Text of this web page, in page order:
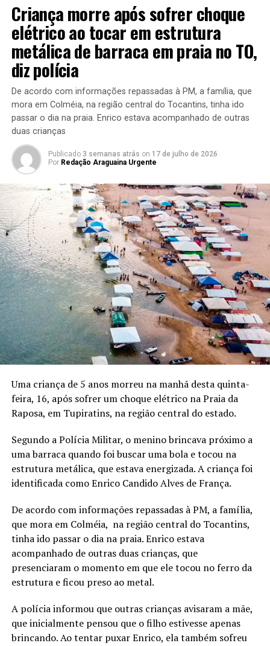
Criança morre após sofrer choque
elétrico ao tocar em estrutura
metálica de barraca em praia no TO,
diz polícia
De acordo com informações repassadas à PM, a família, que
mora em Colméia, na região central do Tocantins, tinha ido
passar o dia na praia. Enrico estava acompanhado de outras
duas crianças
Publicado 3 semanas atrás on 17 de julho de 2026
Por Redação Araguaina Urgente
Uma criança de 5 anos morreu na manhã desta quinta-
feira, 16, após sofrer um choque elétrico na Praia da
Raposa, em Tupiratins, na região central do estado.
Segundo a Polícia Militar, o menino brincava próximo a
uma barraca quando foi buscar uma bola e tocou na
estrutura metálica, que estava energizada. A criança foi
identificada como Enrico Candido Alves de França.
De acordo com informações repassadas à PM, a família,
que mora em Colméia, na região central do Tocantins,
tinha ido passar o dia na praia. Enrico estava
acompanhado de outras duas crianças, que
presenciaram o momento em que ele tocou no ferro da
estrutura e ficou preso ao metal.
A polícia informou que outras crianças avisaram a mãe,
que inicialmente pensou que o filho estivesse apenas
brincando. Ao tentar puxar Enrico, ela também sofreu